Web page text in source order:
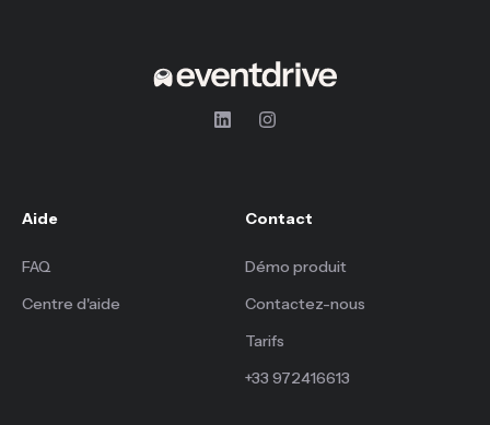
Aide
FAQ
Centre d'aide
Contact
Démo produit
Contactez-nous
Tarifs
+33 972416613